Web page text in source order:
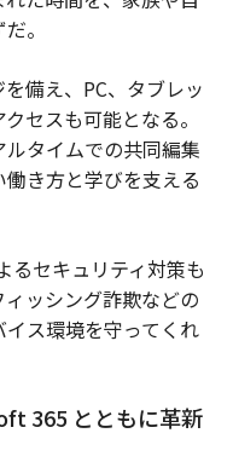
。
備え、PC、タブレッ
セスも可能となる。
タイムでの共同編集
き方と学びを支える
セキュリティ対策も
ッシング詐欺などの
ス環境を守ってくれ
365 とともに革新